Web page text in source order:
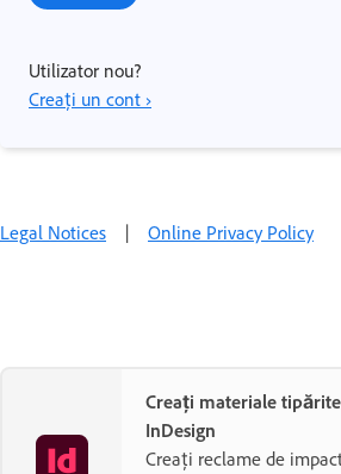
Utilizator nou?
Creați un cont ›
Legal Notices | Online Privacy Policy
Creați materiale
InDesign
Creați reclame de